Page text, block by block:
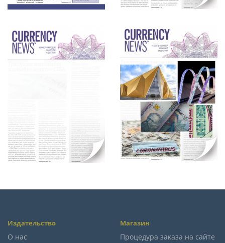
Издательство
О нас
Магазин
Процедура заказа на сайте